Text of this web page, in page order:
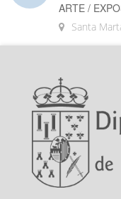
ARTE /
Santa